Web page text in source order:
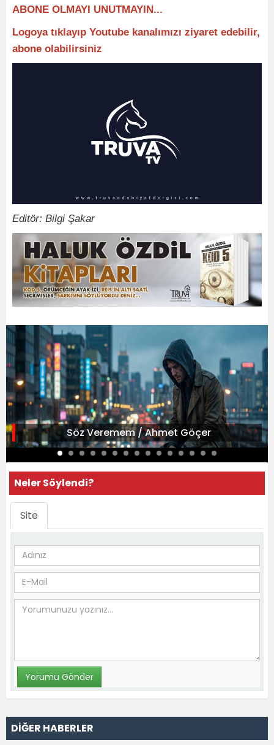
ABONE OLMAYI UNUTMAYIN...
Logoya tıklayıp Youtube kanalımızı ziyaret edebilir,
abone olabilirsiniz
Editör: Bilgi Şakar
Söz Veremem / Ahmet Göçer
Neler Söylendi?
Site
DİĞER HABERLER